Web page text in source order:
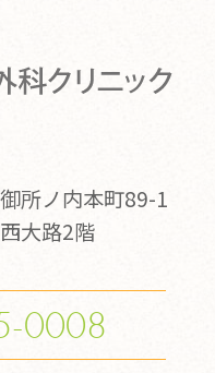
所ノ内本町89-1
大路2階
0008